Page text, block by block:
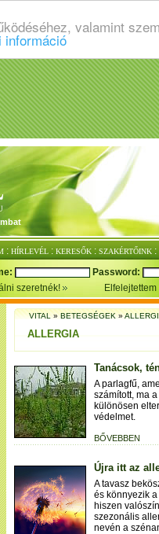
valamint
információ
: HÍRLEVÉL : KERESŐK : SZAKÉRTŐINK :
Password:
szeretnék!
VITAL»BETEGSÉGEK»
ALLERGIA
Tanácsok,
A parlagfű,
számított, ma
különösen
védelmet.
BŐVEBBEN
Újra itt az
A tavasz
és könnyezik
hiszen
szezonális
nevén a